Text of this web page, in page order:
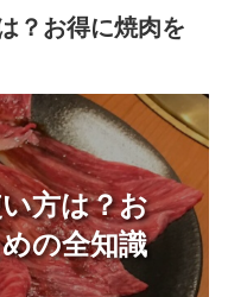
？お得に焼肉を
方は？お
の全知識